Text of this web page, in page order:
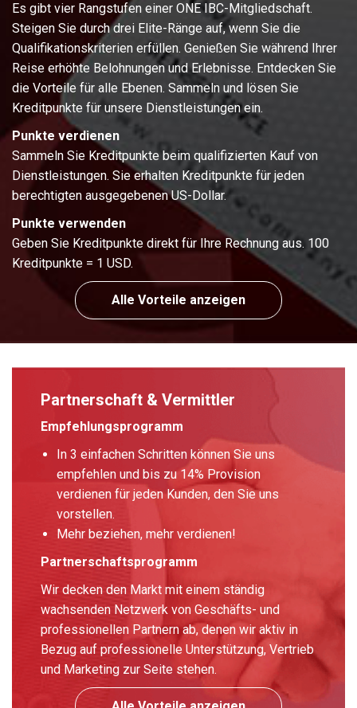
Es gibt vier Rangstufen einer ONE IBC-Mitgliedschaft.
Steigen Sie durch drei Elite-Ränge auf, wenn Sie die
Qualifikationskriterien erfüllen. Genießen Sie während Ihrer
Reise erhöhte Belohnungen und Erlebnisse. Entdecken Sie
die Vorteile für alle Ebenen. Sammeln und lösen Sie
Kreditpunkte für unsere Dienstleistungen ein.
Punkte verdienen
Sammeln Sie Kreditpunkte beim qualifizierten Kauf von
Dienstleistungen. Sie erhalten Kreditpunkte für jeden
berechtigten ausgegebenen US-Dollar.
Punkte verwenden
Geben Sie Kreditpunkte direkt für Ihre Rechnung aus. 100
Kreditpunkte = 1 USD.
Alle Vorteile anzeigen
Partnerschaft & Vermittler
Empfehlungsprogramm
In 3 einfachen Schritten können Sie uns
empfehlen und bis zu 14% Provision
verdienen für jeden Kunden, den Sie uns
vorstellen.
Mehr beziehen, mehr verdienen!
Partnerschaftsprogramm
Wir decken den Markt mit einem ständig
wachsenden Netzwerk von Geschäfts- und
professionellen Partnern ab, denen wir aktiv in
Bezug auf professionelle Unterstützung, Vertrieb
und Marketing zur Seite stehen.